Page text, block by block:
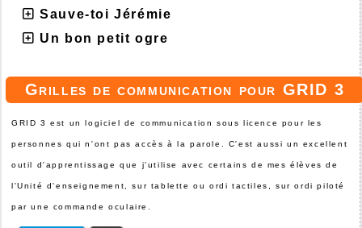
Sauve-toi Jérémie
Un bon petit ogre
Grilles de communication pour GRID 3
GRID 3 est un logiciel de communication sous licence pour les
personnes qui n'ont pas accès à la parole. C'est aussi un excellent
outil d'apprentissage que j'utilise avec certains de mes élèves de
l'Unité d'enseignement, sur tablette ou ordi tactiles, sur ordi piloté
par une commande oculaire.